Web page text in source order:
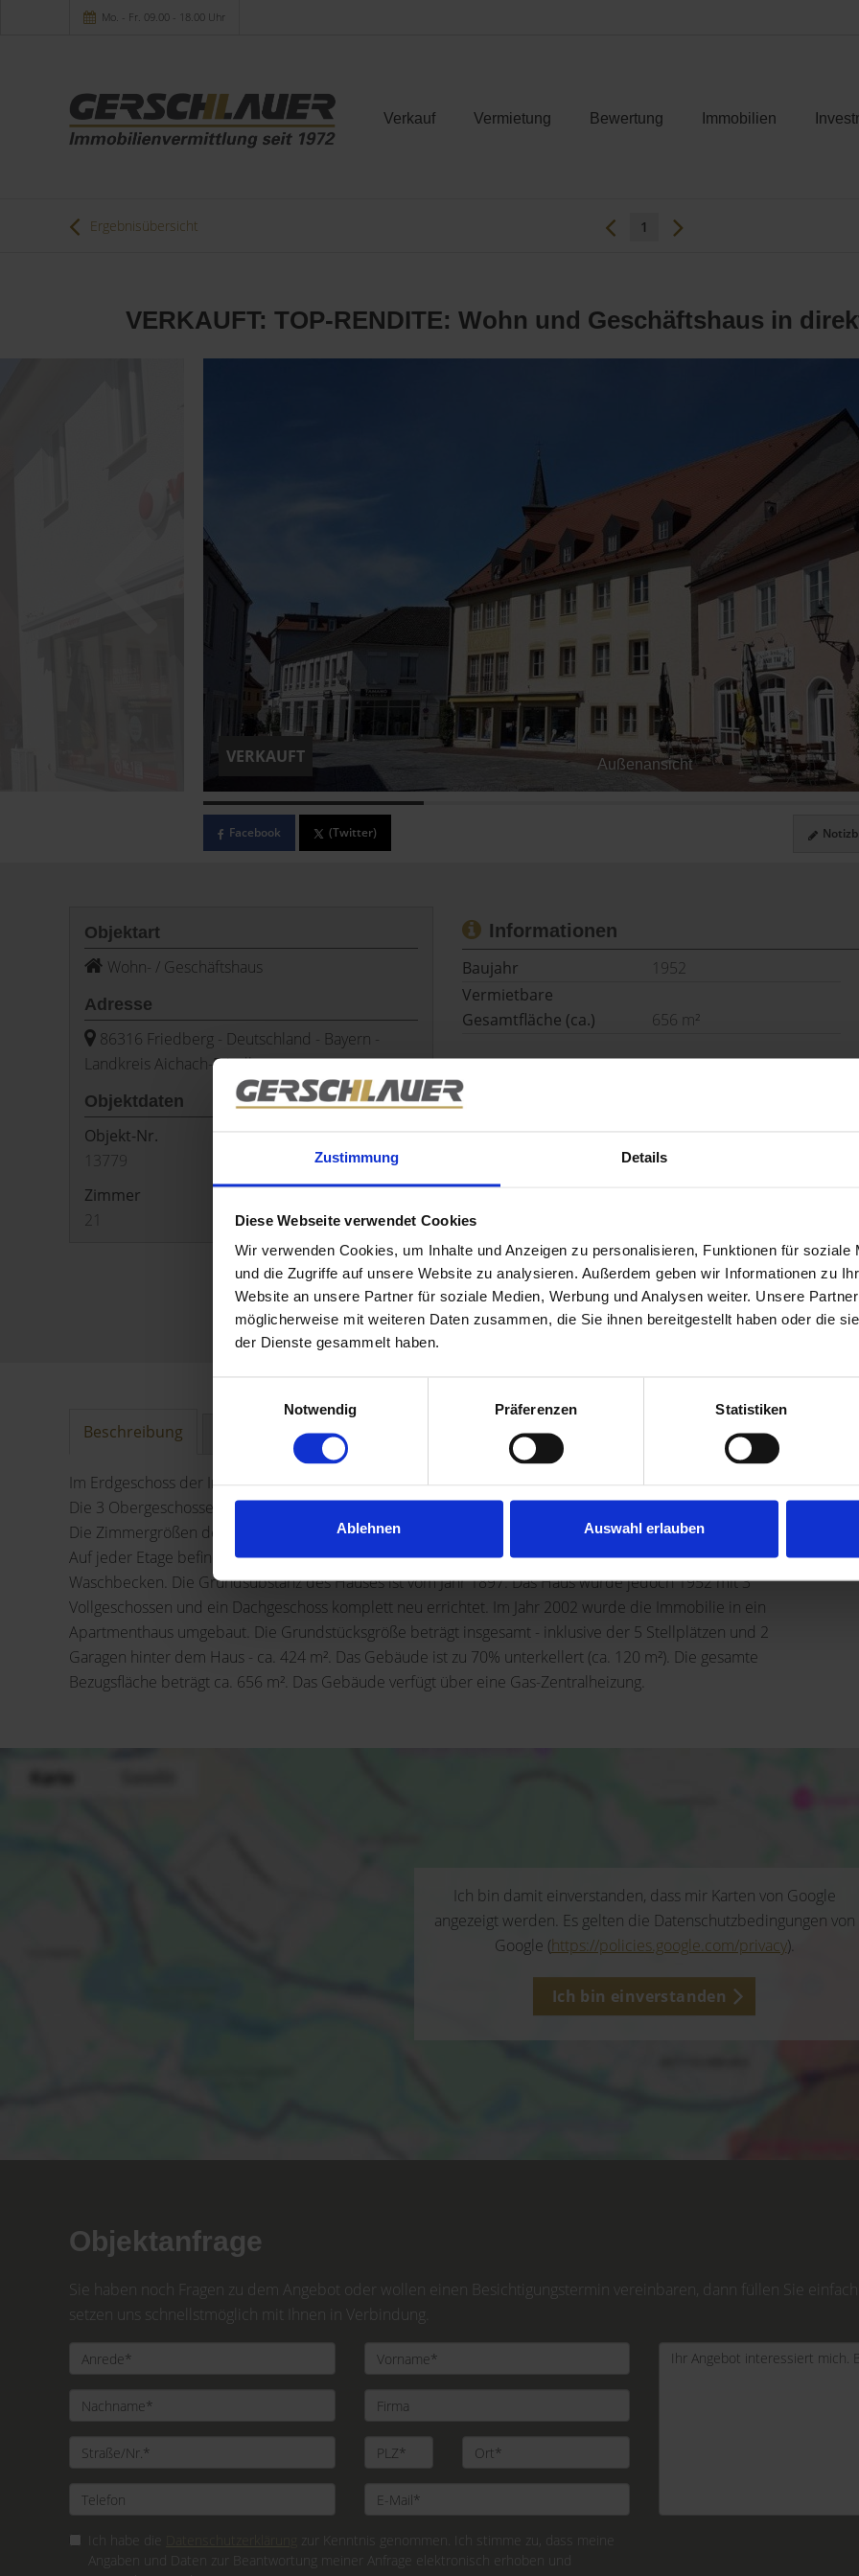
Zustimmung Details
Diese Webseite verwendet Cookies
Wir verwenden Cookies, um Inhalte und Anzeigen zu personalisieren, Funktionen für soziale
und die Zugriffe auf unsere Website zu analysieren. Außerdem geben wir Informationen zu
Website an unsere Partner für soziale Medien, Werbung und Analysen weiter. Unsere
möglicherweise mit weiteren Daten zusammen, die Sie ihnen bereitgestellt haben oder die
der Dienste gesammelt haben.
Notwendig
Präferenzen Statistiken
Ablehnen Auswahl erlauben
Mo. - Fr. 09.00 - 18.00 Uhr
Verkauf Vermietung Bewertung Immobilien
Ergebnisübersicht 1
VERKAUFT: TOP-RENDITE: Wohn und Geschäftshaus in
Außenansicht
VERKAUFT
Facebook (Twitter)
Objektart
Wohn- / Geschäftshaus
Adresse
86316 Friedberg - Deutschland - Bayern -
Landkreis Aichach-Friedberg
Objektdaten
Objekt-Nr.
13779
Zimmer
21
Preis auf Anfrage
Informationen
Baujahr
1952
Vermietbare
Gesamtfläche (ca.)
656 m²
Anzahl Etagen
21.0
Ausstattung
Wesentlicher
Energieträger
Gas
Provision für Käufer
3,57 %
Beschreibung Sonstiges
Im Erdgeschoss der Immobilie befindet sich derzeit ein Ladenlokal welches Mitte des Jahres freigezogen wird.
Die 3 Obergeschosse sind derzeit in kleine Apartments unterteilt. Das 3. OG (DG) ist im aktuell nicht vermietet.
Die Zimmergrößen der Apartments variieren zwischen 10 m² - 36 m².
Auf jeder Etage befindet sich eine Gemeinschaftsküche, Bad und WC. Einige Zimmer verfügen über ein eigenes
Waschbecken. Die Grundsubstanz des Hauses ist vom Jahr 1897. Das Haus wurde jedoch 1952 mit 3
Vollgeschossen und ein Dachgeschoss komplett neu errichtet. Im Jahr 2002 wurde die Immobilie in ein
Apartmenthaus umgebaut. Die Grundstücksgröße beträgt insgesamt - inklusive der 5 Stellplätzen und 2
Garagen hinter dem Haus - ca. 424 m². Das Gebäude ist zu 70% unterkellert (ca. 120 m²). Die gesamte
Bezugsfläche beträgt ca. 656 m². Das Gebäude verfügt über eine Gas-Zentralheizung.
Ich bin damit einverstanden, dass mir Karten von Google
angezeigt werden. Es gelten die Datenschutzbedingungen von
Google (https://policies.google.com/privacy).
Ich bin einverstanden
Objektanfrage
Sie haben noch Fragen zu dem Angebot oder wollen einen Besichtigungstermin vereinbaren, dann füllen Sie
setzen uns schnellstmöglich mit Ihnen in Verbindung.
Ich habe die
zur Kenntnis genommen. Ich stimme zu, dass meine
Angaben und Daten zur Beantwortung meiner Anfrage elektronisch erhoben und